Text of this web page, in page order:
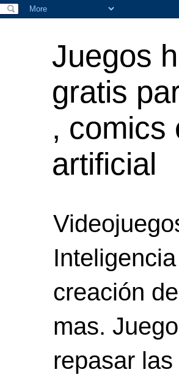
Juegos
gratis
, comics
artificial
creación
mas.
repasar